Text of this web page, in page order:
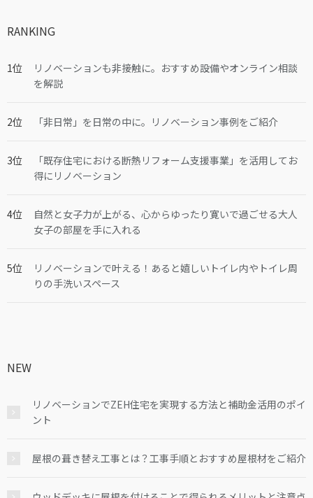
RANKING
リノベーションも非接触に。おすすめ設備やオンライン相談
を解説
「非日常」を日常の中に。リノベーション事例をご紹介
「既存住宅における断熱リフォーム支援事業」を活用してお
得にリノベーション
自然と女子力が上がる、心からゆったり寛いで過ごせる大人
女子の部屋を手に入れる
リノベーションで叶える！あると嬉しいトイレ内やトイレ周
りの手洗いスペース
NEW
リノベーションでZEH住宅を実現する方法と補助金活用のポイ
ント
屋根の葺き替え工事とは？工事手順とおすすめ屋根材をご紹介